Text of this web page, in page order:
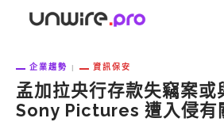
企業趨勢 資訊保安
孟加拉央行存款失竊案或
Sony Pictures 遭入侵有